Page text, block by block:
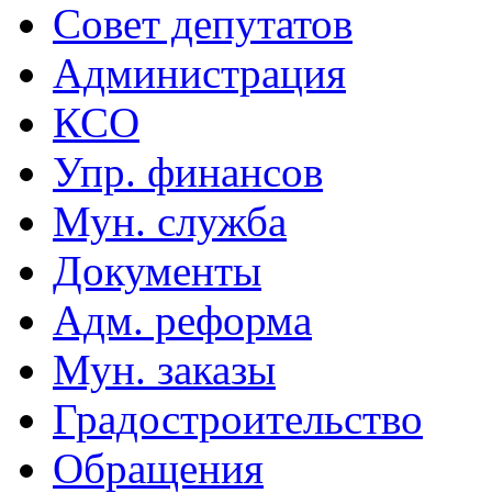
Совет депутатов
Администрация
КСО
Упр. финансов
Мун. служба
Документы
Адм. реформа
Мун. заказы
Градостроительство
Обращения